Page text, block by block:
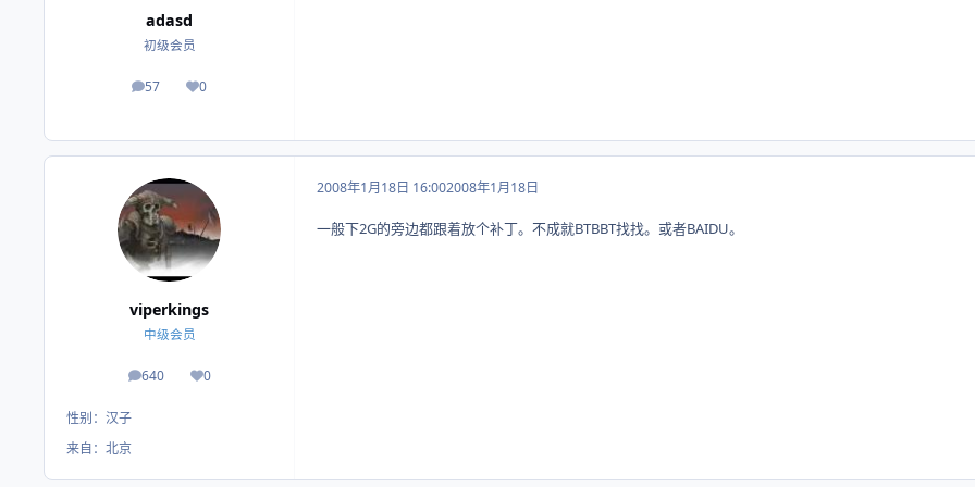
adasd
初级会员
57
帖子 0
荣誉积分
viperkings
中级会员
640
帖子 0
荣誉积分
性别： 汉子
来自： 北京
2008年1月18日 16:002008年1月18日
一般下2G的旁边都跟着放个补丁。不成就BTBBT找找。或者BAIDU。